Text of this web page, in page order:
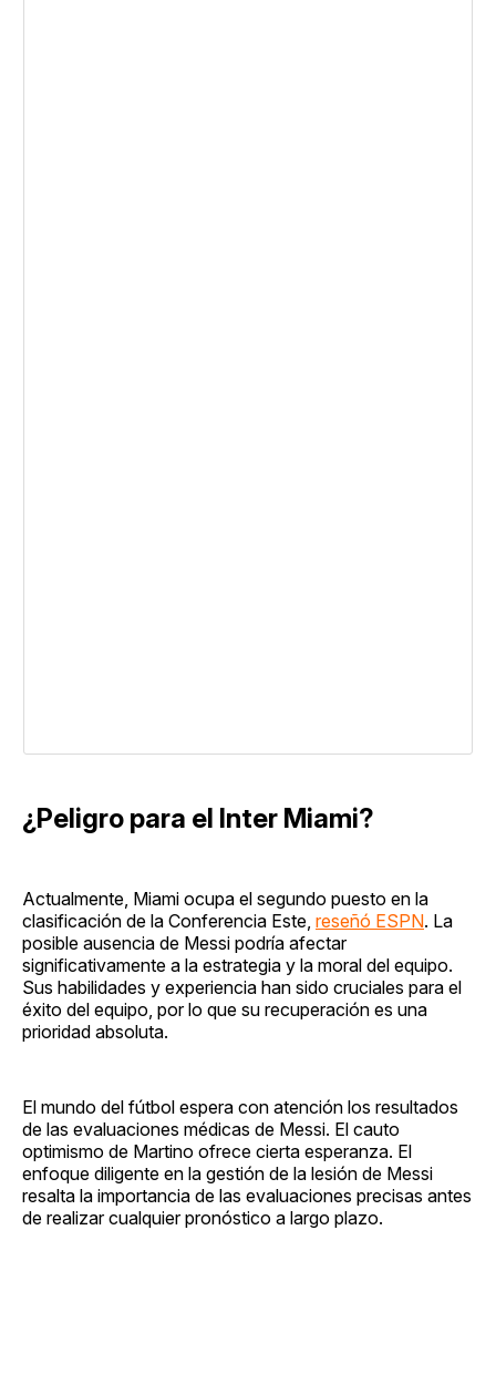
¿Peligro para el Inter Miami?
Actualmente, Miami ocupa el segundo puesto en la
clasificación de la Conferencia Este, reseñó ESPN. La
posible ausencia de Messi podría afectar
significativamente a la estrategia y la moral del equipo.
Sus habilidades y experiencia han sido cruciales para el
éxito del equipo, por lo que su recuperación es una
prioridad absoluta.
El mundo del fútbol espera con atención los resultados
de las evaluaciones médicas de Messi. El cauto
optimismo de Martino ofrece cierta esperanza. El
enfoque diligente en la gestión de la lesión de Messi
resalta la importancia de las evaluaciones precisas antes
de realizar cualquier pronóstico a largo plazo.